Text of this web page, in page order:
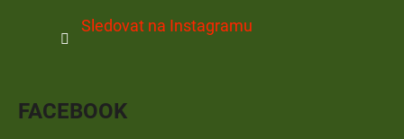
Sledovat na Instagramu
FACEBOOK